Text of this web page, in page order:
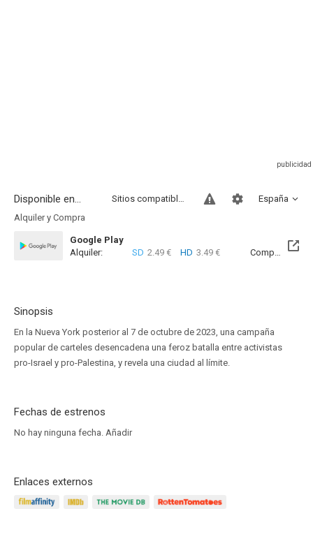
Disponible en... España
Sitios compatibles
Alquiler y Compra
Google Play
Alquiler:
SD 2.49 € HD 3.49 € Compra: SD
Sinopsis
En la Nueva York posterior al 7 de octubre de 2023, una campaña
popular de carteles desencadena una feroz batalla entre activistas
pro-Israel y pro-Palestina, y revela una ciudad al límite.
Fechas de estrenos
No hay ninguna fecha. Añadir
Enlaces externos